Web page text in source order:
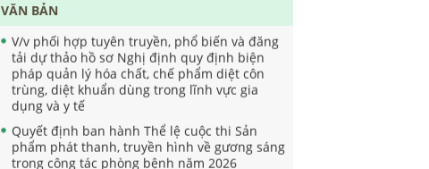
VĂN BẢN
V/v phối hợp tuyên truyền, phổ biến và đăng
tải dự thảo hồ sơ Nghị định quy định biện
pháp quản lý hóa chất, chế phẩm diệt côn
trùng, diệt khuẩn dùng trong lĩnh vực gia
dụng và y tế
Quyết định ban hành Thể lệ cuộc thi Sản
phẩm phát thanh, truyền hình về gương sáng
trong công tác phòng bệnh năm 2026